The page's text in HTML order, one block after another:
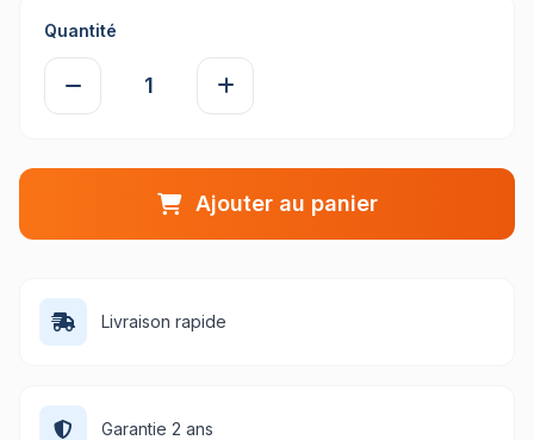
Quantité
Ajouter au panier
Livraison rapide
Garantie 2 ans